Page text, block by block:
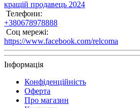
кращій продавець 2024
Телефони:
+380678978888
Соц мережі:
https://www.facebook.com/relcoma
Інформація
Конфіденційність
Оферта
Про магазин